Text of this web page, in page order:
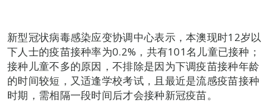
新型冠状病毒感染应变协调中心表示，本澳现时12岁以
下人士的疫苗接种率为0.2%，共有101名儿童已接种；
接种儿童不多的原因，不排除是因为下调疫苗接种年龄
的时间较短，又适逢学校考试，且最近是流感疫苗接种
时期，需相隔一段时间后才会接种新冠疫苗。